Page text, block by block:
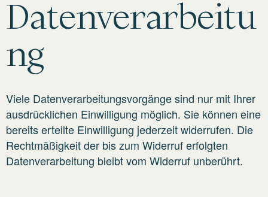
Datenverarbeitu
ng
Viele Datenverarbeitungsvorgänge sind nur mit Ihrer
ausdrücklichen Einwilligung möglich. Sie können eine
bereits erteilte Einwilligung jederzeit widerrufen. Die
Rechtmäßigkeit der bis zum Widerruf erfolgten
Datenverarbeitung bleibt vom Widerruf unberührt.